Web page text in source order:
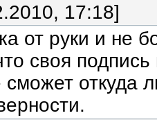
17:18]
от руки и не
своя
сможет откуда